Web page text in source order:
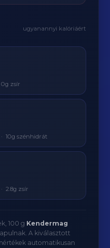
ugyanannyi kalóriáért
zsír
10g szénhidrát
2.8g zsír
100 g Kendermag
A kiválasztott
automatikusan